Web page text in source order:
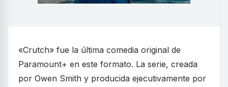
«Crutch» fue la última comedia original de
Paramount+ en este formato. La serie, creada
por Owen Smith y producida ejecutivamente por